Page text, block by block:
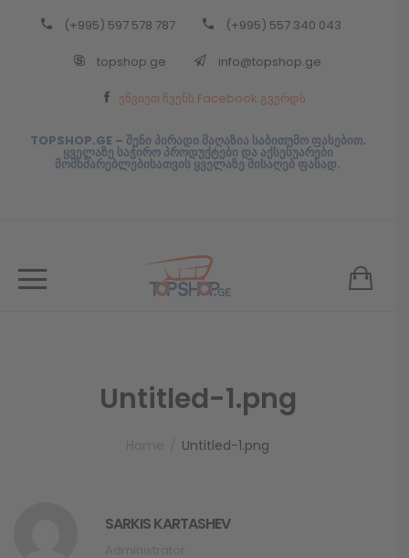
(+995) 597 578 787 (+995) 557 340 043
topshop.ge info@topshop.ge
ეწვიეთ ჩვენს Facebook გვერდს
TOPSHOP.GE – შენი პირადი მაღაზია საბითუმო ფასებით.
ყველაზე საჭირო პროდუქტები და აქსესუარები
მომხმარებლებისათვის ყველაზე მისაღებ ფასად.
Untitled-1.png
Untitled-1.png
SARKIS KARTASHEV
Back